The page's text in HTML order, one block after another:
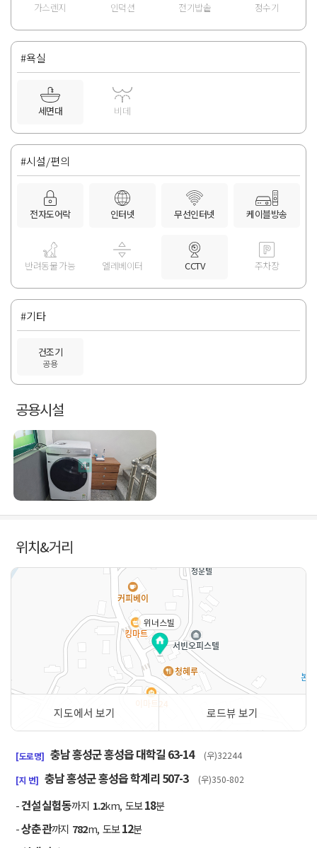
가스렌지 인덕션 전기밥솥 정수기
#욕실
세면대 비데
#시설/편의
전자도어락 인터넷 무선인터넷 케이블방송
반려동물 가능 엘레베이터 CCTV 주차장
#기타
건조기
공용
공용시설
위치&거리
위너스빌
지도에서 보기 로드뷰 보기
[도로명] 충남 홍성군 홍성읍 대학길 63-14 (우)32244
[지 번] 충남 홍성군 홍성읍 학계리 507-3 (우)350-802
-건설실험동까지 1.2km, 도보18분
-상춘관까지 782m, 도보12분